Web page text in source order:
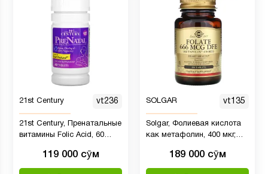
21st Century vt236
21st Century, Пренатальные
витамины Folic Acid, 60
119 000 сӯм
SOLGAR vt135
Solgar, Фолиевая кислота
как метафолин, 400 мкг,
189 000 сӯм